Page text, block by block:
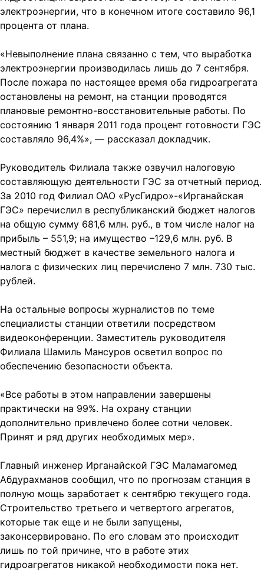
электроэнергии, что в конечном итоге составило 96,1
процента от плана.
«Невыполнение плана связанно с тем, что выработка
электроэнергии производилась лишь до 7 сентября.
После пожара по настоящее время оба гидроагрегата
остановлены на ремонт, на станции проводятся
плановые ремонтно-восстановительные работы. По
состоянию 1 января 2011 года процент готовности ГЭС
составляло 96,4%», — рассказал докладчик.
Руководитель Филиала также озвучил налоговую
составляющую деятельности ГЭС за отчетный период.
За 2010 год Филиал ОАО «РусГидро»-«Ирганайская
ГЭС» перечислил в республиканский бюджет налогов
на общую сумму 681,6 млн. руб., в том числе налог на
прибыль – 551,9; на имущество –129,6 млн. руб. В
местный бюджет в качестве земельного налога и
налога с физических лиц перечислено 7 млн. 730 тыс.
рублей.
На остальные вопросы журналистов по теме
специалисты станции ответили посредством
видеоконференции. Заместитель руководителя
Филиала Шамиль Мансуров осветил вопрос по
обеспечению безопасности объекта.
«Все работы в этом направлении завершены
практически на 99%. На охрану станции
дополнительно привлечено более сотни человек.
Принят и ряд других необходимых мер».
Главный инженер Ирганайской ГЭС Маламагомед
Абдурахманов сообщил, что по прогнозам станция в
полную мощь заработает к сентябрю текущего года.
Строительство третьего и четвертого агрегатов,
которые так еще и не были запущены,
законсервировано. По его словам это происходит
лишь по той причине, что в работе этих
гидроагрегатов никакой необходимости пока нет.